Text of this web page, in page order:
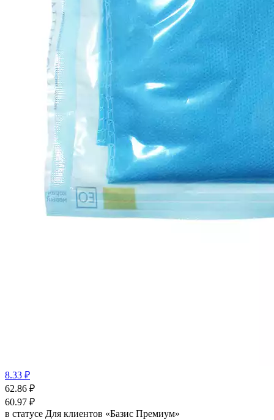
8.33 ₽
62.86 ₽
60.97 ₽
в статусе Для клиентов «Базис Премиум»